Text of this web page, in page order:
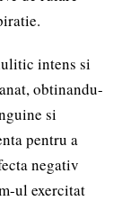
intens si
obtinandu-
si
pentru a
negativ
ul exercitat